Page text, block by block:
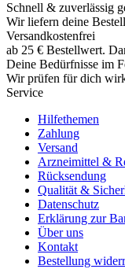
Schnell & zuverlässig
Wir liefern deine
Versandkostenfrei
ab 25 € Bestellwert.
Deine Bedürfnisse im
Wir prüfen für dich
Service
Hilfethemen
Zahlung
Versand
Arzneimittel &
Rücksendung
Qualität &
Datenschutz
Erklärung zur
Über uns
Kontakt
Bestellung